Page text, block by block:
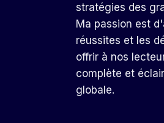
stratégies des
Ma passion est
réussites et les
offrir à nos
complète et
globale.